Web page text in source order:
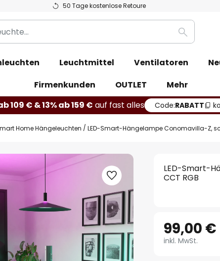
50 Tage kostenlose Retoure
Suche
Leuchtmittel Ventilatoren
Firmenkunden
OUTLET
Mehr
109 € & 13% ab 159 € auf fast alles Code:RABATT
Home Hängeleuchten LED-Smart-Hängelampe Conomavilla-Z,
LED-Smart-
CCT RGB
99,00 €
inkl. MwSt.